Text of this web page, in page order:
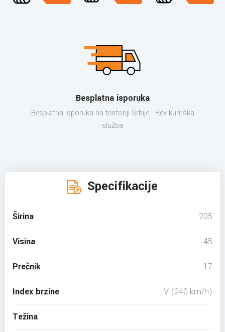
Besplatna isporuka
Besplatna isporuka na teritoriji Srbije - Bex kurirska
služba
Specifikacije
Širina 205
Visina 45
Prečnik 17
Index brzine V (240 km/h)
Težina